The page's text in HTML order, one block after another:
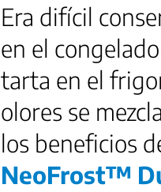
Era difícil
en el
tarta en el
olores se
los beneficios
NeoFrost™